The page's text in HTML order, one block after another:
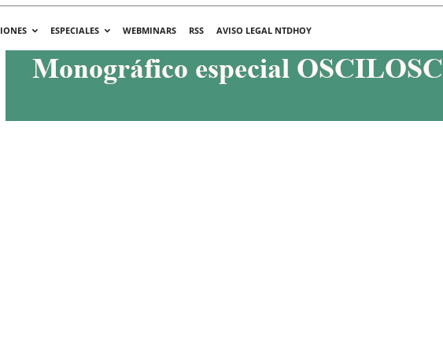
ESPECIALES WEBMINARS RSS
AVISO LEGAL NTDHOY